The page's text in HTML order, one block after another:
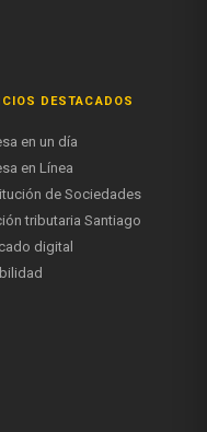
DESTACADOS
en un día
en Línea
de Sociedades
tributaria Santiago
digital